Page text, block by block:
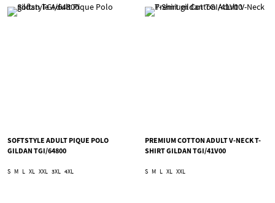
SOFTSTYLE ADULT PIQUE POLO
GILDAN TGI/64800
S M L XL XXL 3XL 4XL
PREMIUM COTTON ADULT V-NECK T-
SHIRT GILDAN TGI/41V00
S M L XL XXL